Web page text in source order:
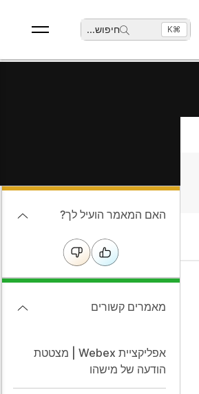
חיפוש... ⌘K
האם המאמר הועיל לך?
מאמרים קשורים
אפליקציית Webex | מצטטת
הודעה של מישהו